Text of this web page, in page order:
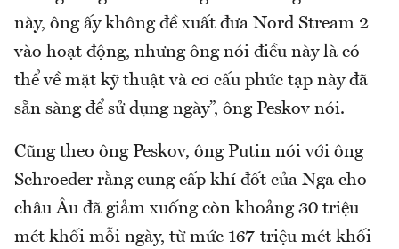
này, ông ấy không đề xuất đưa Nord Stream 2
vào hoạt động, nhưng ông nói điều này là có
thể về mặt kỹ thuật và cơ cấu phức tạp này đã
sẵn sàng để sử dụng ngày”, ông Peskov nói.
Cũng theo ông Peskov, ông Putin nói với ông
Schroeder rằng cung cấp khí đốt của Nga cho
châu Âu đã giảm xuống còn khoảng 30 triệu
mét khối mỗi ngày, từ mức 167 triệu mét khối